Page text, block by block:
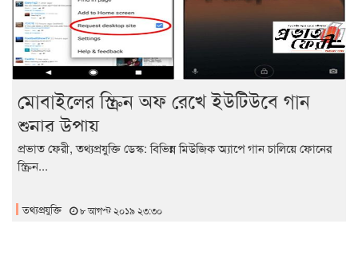
মোবাইলের স্ক্রিন অফ রেখে ইউটিউবে গান
শুনার উপায়
প্রভাত ফেরী, তথ্যপ্রযুক্তি ডেস্ক: বিভিন্ন মিউজিক অ্যাপে গান চালিয়ে ফোনের
স্ক্রিন...
তথ্যপ্রযুক্তি ৮ আগস্ট ২০১৯ ২৩:৩০